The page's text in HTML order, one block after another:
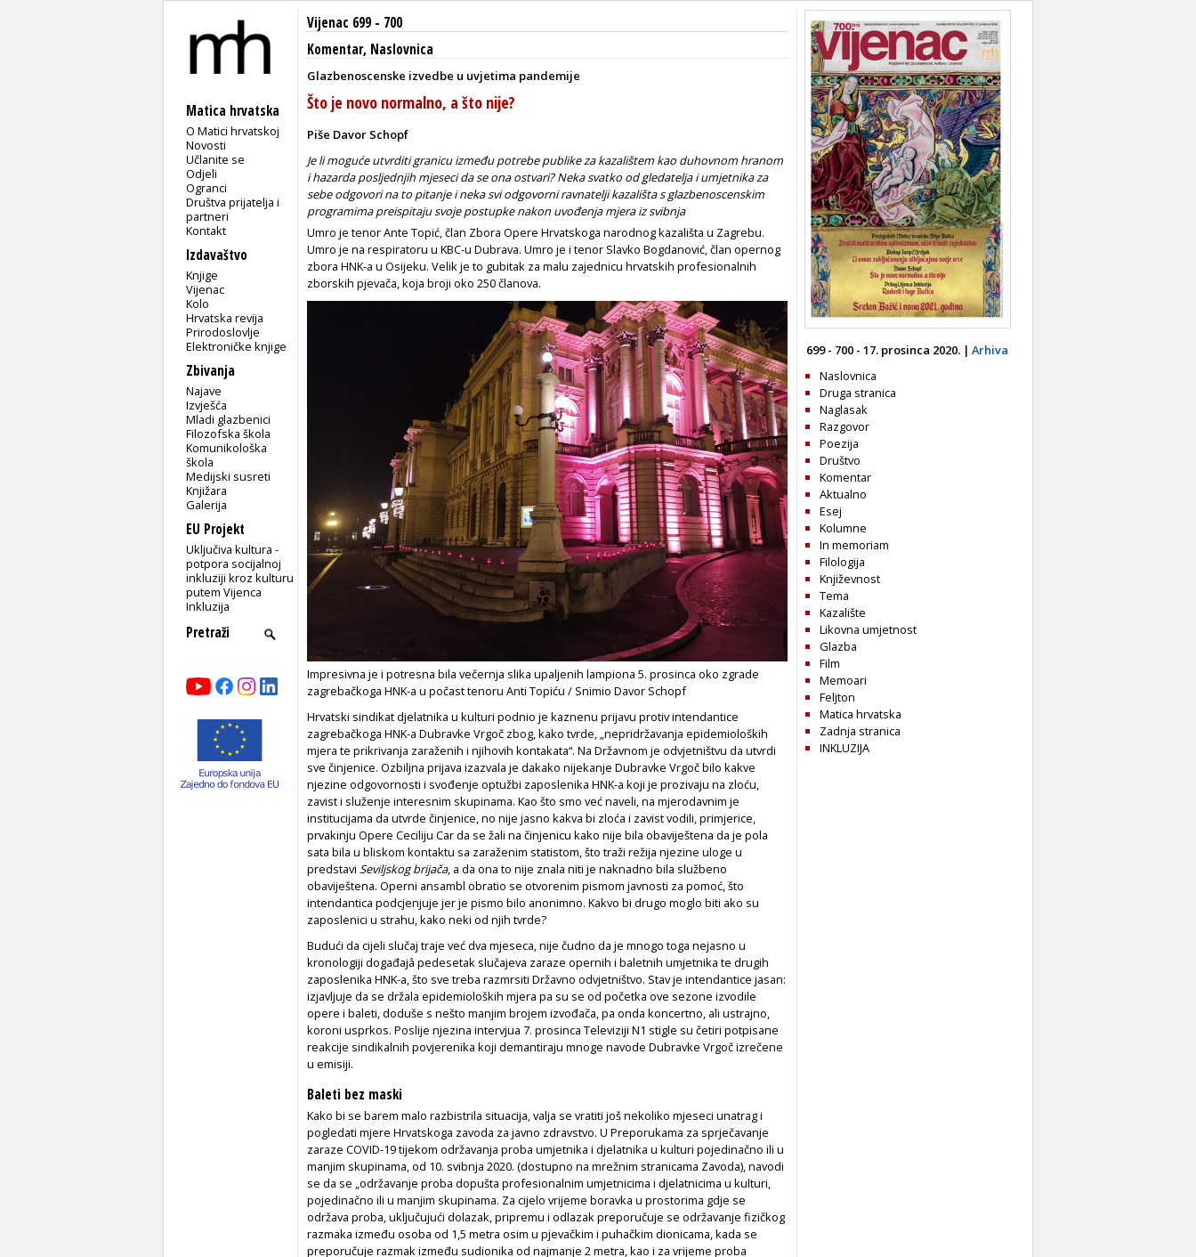
Matica hrvatska
O Matici hrvatskoj
Novosti
Učlanite se
Odjeli
Ogranci
Društva prijatelja i
partneri
Kontakt
Izdavaštvo
Knjige
Vijenac
Kolo
Hrvatska revija
Prirodoslovlje
Elektroničke knjige
Zbivanja
Najave
Izvješća
Mladi glazbenici
Filozofska škola
Komunikološka
škola
Medijski susreti
Knjižara
Galerija
EU Projekt
Uključiva kultura -
potpora socijalnoj
inkluziji kroz kulturu
putem Vijenca
Inkluzija
Vijenac 699 - 700
Komentar, Naslovnica
Glazbenoscenske izvedbe u uvjetima pandemije
Što je novo normalno, a što nije?
Piše Davor Schopf
Je li moguće utvrditi granicu između potrebe publike za kazalištem kao duhovnom hranom
i hazarda posljednjih mjeseci da se ona ostvari? Neka svatko od gledatelja i umjetnika za
sebe odgovori na to pitanje i neka svi odgovorni ravnatelji kazališta s glazbenoscenskim
programima preispitaju svoje postupke nakon uvođenja mjera iz svibnja
Umro je tenor Ante Topić, član Zbora Opere Hrvatskoga narodnog kazališta u Zagrebu.
Umro je na respiratoru u KBC-u Dubrava. Umro je i tenor Slavko Bogdanović, član opernog
zbora HNK-a u Osijeku. Velik je to gubitak za malu zajednicu hrvatskih profesionalnih
zborskih pjevača, koja broji oko 250 članova.
Impresivna je i potresna bila večernja slika upaljenih lampiona 5. prosinca oko zgrade
zagrebačkoga HNK-a u počast tenoru Anti Topiću / Snimio Davor Schopf
Hrvatski sindikat djelatnika u kulturi podnio je kaznenu prijavu protiv intendantice
zagrebačkoga HNK-a Dubravke Vrgoč zbog, kako tvrde, „nepridržavanja epidemioloških
mjera te prikrivanja zaraženih i njihovih kontakata“. Na Državnom je odvjetništvu da utvrdi
sve činjenice. Ozbiljna prijava izazvala je dakako nijekanje Dubravke Vrgoč bilo kakve
njezine odgovornosti i svođenje optužbi zaposlenika HNK-a koji je prozivaju na zloću,
zavist i služenje interesnim skupinama. Kao što smo već naveli, na mjerodavnim je
institucijama da utvrde činjenice, no nije jasno kakva bi zloća i zavist vodili, primjerice,
prvakinju Opere Ceciliju Car da se žali na činjenicu kako nije bila obaviještena da je pola
sata bila u bliskom kontaktu sa zaraženim statistom, što traži režija njezine uloge u
predstavi Seviljskog brijača, a da ona to nije znala niti je naknadno bila službeno
obaviještena. Operni ansambl obratio se otvorenim pismom javnosti za pomoć, što
intendantica podcjenjuje jer je pismo bilo anonimno. Kakvo bi drugo moglo biti ako su
zaposlenici u strahu, kako neki od njih tvrde?
Budući da cijeli slučaj traje već dva mjeseca, nije čudno da je mnogo toga nejasno u
kronologiji događajâ pedesetak slučajeva zaraze opernih i baletnih umjetnika te drugih
zaposlenika HNK-a, što sve treba razmrsiti Državno odvjetništvo. Stav je intendantice jasan:
izjavljuje da se držala epidemioloških mjera pa su se od početka ove sezone izvodile
opere i baleti, doduše s nešto manjim brojem izvođača, pa onda koncertno, ali ustrajno,
koroni usprkos. Poslije njezina intervjua 7. prosinca Televiziji N1 stigle su četiri potpisane
reakcije sindikalnih povjerenika koji demantiraju mnoge navode Dubravke Vrgoč izrečene
u emisiji.
Baleti bez maski
Kako bi se barem malo razbistrila situacija, valja se vratiti još nekoliko mjeseci unatrag i
pogledati mjere Hrvatskoga zavoda za javno zdravstvo. U Preporukama za sprječavanje
zaraze COVID-19 tijekom održavanja proba umjetnika i djelatnika u kulturi pojedinačno ili u
manjim skupinama, od 10. svibnja 2020. (dostupno na mrežnim stranicama Zavoda), navodi
se da se „održavanje proba dopušta profesionalnim umjetnicima i djelatnicima u kulturi,
pojedinačno ili u manjim skupinama. Za cijelo vrijeme boravka u prostorima gdje se
održava proba, uključujući dolazak, pripremu i odlazak preporučuje se održavanje fizičkog
razmaka između osoba od 1,5 metra osim u pjevačkim i puhačkim dionicama, kada se
preporučuje razmak između sudionika od najmanje 2 metra, kao i za vrijeme proba
699 - 700 - 17. prosinca 2020. | Arhiva
Naslovnica
Druga stranica
Naglasak
Razgovor
Poezija
Društvo
Komentar
Aktualno
Esej
Kolumne
In memoriam
Filologija
Književnost
Tema
Kazalište
Likovna umjetnost
Glazba
Film
Memoari
Feljton
Matica hrvatska
Zadnja stranica
INKLUZIJA